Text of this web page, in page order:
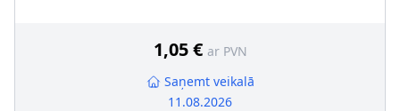
1,05 € ar PVN
Saņemt veikalā
11.08.2026